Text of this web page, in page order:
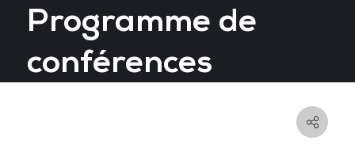
Cloud & Cyber Security
Programme de
conférences